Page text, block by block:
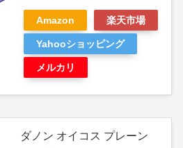
Amazon 楽天市場
Yahooショッピング
メルカリ
ダノン オイコス プレーン